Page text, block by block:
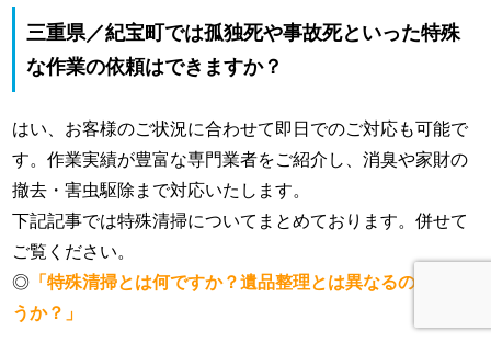
三重県／紀宝町では孤独死や事故死といった特殊
な作業の依頼はできますか？
はい、お客様のご状況に合わせて即日でのご対応も可能で
す。作業実績が豊富な専門業者をご紹介し、消臭や家財の
撤去・害虫駆除まで対応いたします。
下記記事では特殊清掃についてまとめております。併せて
ご覧ください。
◎ 「特殊清掃とは何ですか？遺品整理とは異なるのでしょ
うか？」